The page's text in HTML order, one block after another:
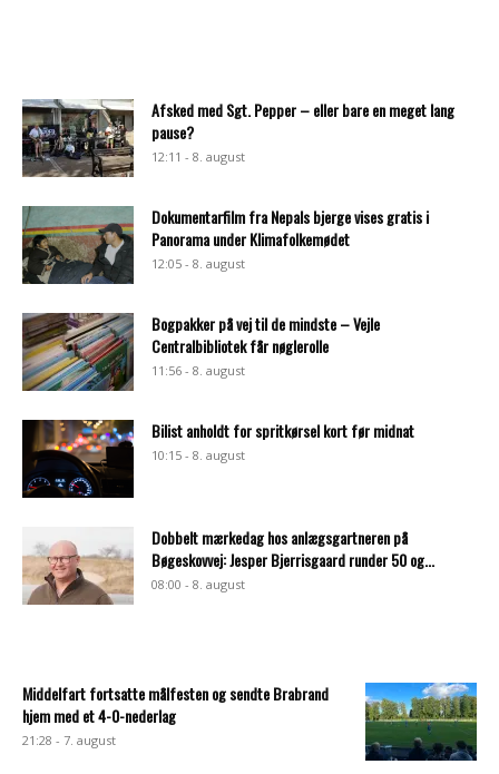
Afsked med Sgt. Pepper – eller bare en meget lang
pause?
12:11 - 8. august
Dokumentarfilm fra Nepals bjerge vises gratis i
Panorama under Klimafolkemødet
12:05 - 8. august
Bogpakker på vej til de mindste – Vejle
Centralbibliotek får nøglerolle
11:56 - 8. august
Bilist anholdt for spritkørsel kort før midnat
10:15 - 8. august
Dobbelt mærkedag hos anlægsgartneren på
Bøgeskovvej: Jesper Bjerrisgaard runder 50 og...
08:00 - 8. august
Middelfart fortsatte målfesten og sendte Brabrand
hjem med et 4-0-nederlag
21:28 - 7. august